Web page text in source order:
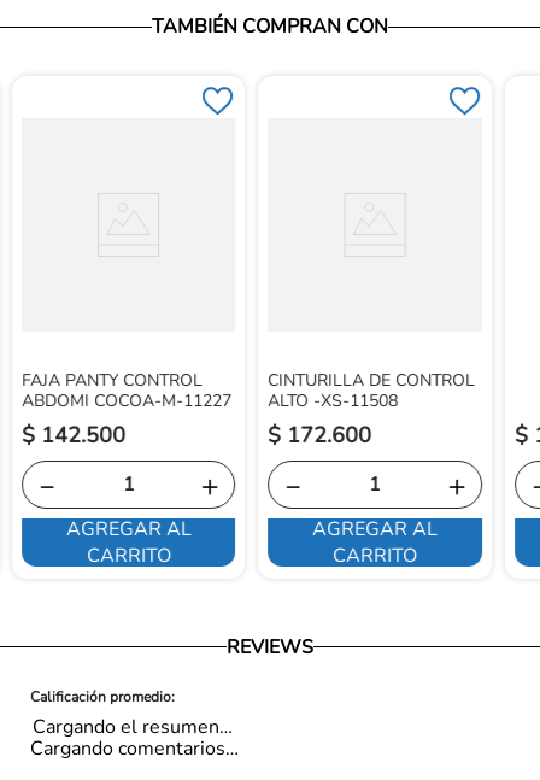
Vendedor: Ortopédicos Futuro
Garantía: Para conocer nuestra políticas de garantía, ingresa al
Términos y Condiciones: Para conocer nuestros términos y
ingresa al siguiente link:
https://www.ortopedicosfuturo.com/reversion-de-pago
TAMBIÉN COMPRAN CON
FAJA PANTY CONTROL
ABDOMI COCOA-M-11227
$ 142.500
＋
－
AGREGAR AL
CARRITO
CINTURILLA DE CONTROL
ALTO -XS-11508
$ 172.600
＋
－
AGREGAR AL
CARRITO
$
REVIEWS
Cargando el resumen…
Cargando comentarios…